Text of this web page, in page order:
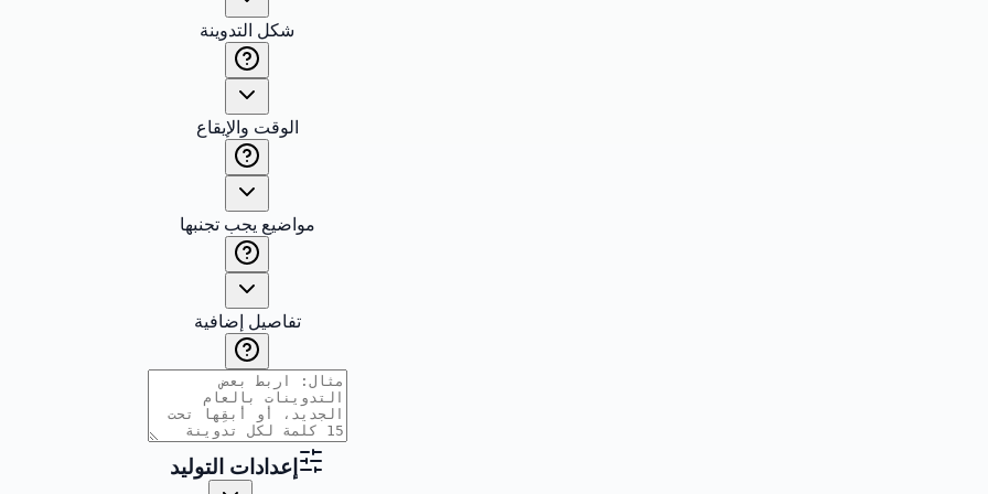
شكل التدوينة
الوقت والإيقاع
مواضيع يجب تجنبها
تفاصيل إضافية
إعدادات التوليد